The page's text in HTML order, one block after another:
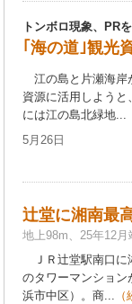
トンボロ現象、PR
｢海の道｣観光
江の島と片瀬海岸
資源に活用しようと
には江の島北緑地...
5月26日
辻堂に湘南最
地上98m、25年12月
ＪＲ辻堂駅南口に
のタワーマンション
浜市中区）。商...